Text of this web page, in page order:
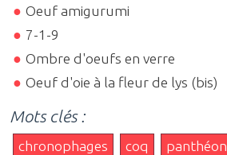
Oeuf amigurumi
7-1-9
Ombre d'oeufs en verre
Oeuf d'oie à la fleur de lys (bis)
Mots clés :
chronophages coq
panthéon